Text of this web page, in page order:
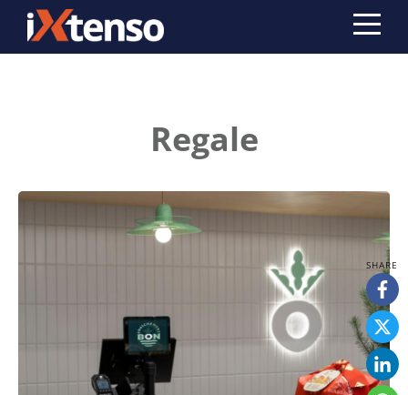
Regale